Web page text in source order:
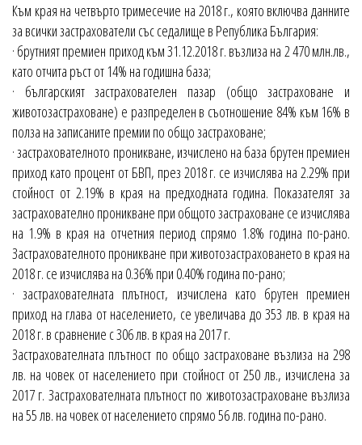
Към края на четвърто тримесечие на 2018 г., която включва данните
за всички застрахователи със седалище в Република България:
· брутният премиен приход към 31.12.2018 г. възлиза на 2 470 млн.лв.,
като отчита ръст от 14% на годишна база;
· българският застрахователен пазар (общо застраховане и
животозастраховане) е разпределен в съотношение 84% към 16% в
полза на записаните премии по общо застраховане;
· застрахователното проникване, изчислено на база брутен премиен
приход като процент от БВП, през 2018 г. се изчислява на 2.29% при
стойност от 2.19% в края на предходната година. Показателят за
застрахователно проникване при общото застраховане се изчислява
на 1.9% в края на отчетния период спрямо 1.8% година по-рано.
Застрахователното проникване при животозастраховането в края на
2018 г. се изчислява на 0.36% при 0.40% година по-рано;
· застрахователната плътност, изчислена като брутен премиен
приход на глава от населението, се увеличава до 353 лв. в края на
2018 г. в сравнение с 306 лв. в края на 2017 г.
Застрахователната плътност по общо застраховане възлиза на 298
лв. на човек от населението при стойност от 250 лв., изчислена за
2017 г. Застрахователната плътност по животозастраховане възлиза
на 55 лв. на човек от населението спрямо 56 лв. година по-рано.